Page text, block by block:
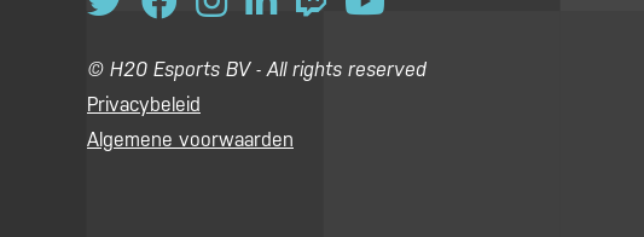
© H20 Esports BV - All rights reserved
Privacybeleid
Algemene voorwaarden